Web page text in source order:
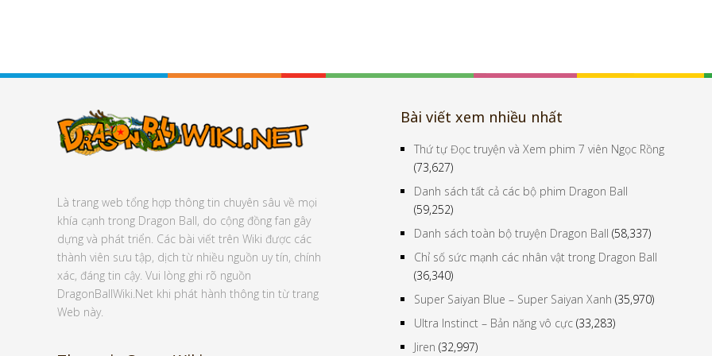
Là trang web tổng hợp thông tin chuyên sâu về mọi
khía cạnh trong Dragon Ball, do cộng đồng fan gây
dựng và phát triển. Các bài viết trên Wiki được các
thành viên sưu tập, dịch từ nhiều nguồn uy tín, chính
xác, đáng tin cậy. Vui lòng ghi rõ nguồn
DragonBallWiki.Net khi phát hành thông tin từ trang
Web này.
Bài viết xem nhiều nhất
Thứ tự Đọc truyện và Xem phim 7 viên Ngọc Rồng
(73,627)
Danh sách tất cả các bộ phim Dragon Ball
(59,252)
Danh sách toàn bộ truyện Dragon Ball (58,337)
Chỉ số sức mạnh các nhân vật trong Dragon Ball
(36,340)
Super Saiyan Blue – Super Saiyan Xanh (35,970)
Ultra Instinct – Bản năng vô cực (33,283)
Jiren (32,997)